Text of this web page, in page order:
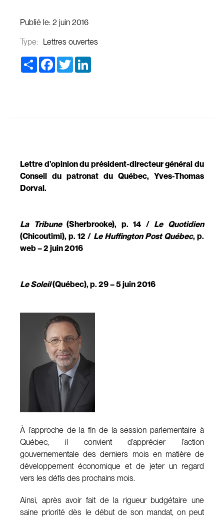
Publié le: 2 juin 2016
Type:
Lettres ouvertes
Share Facebook
Twitter
Lettre d’opinion du président-directeur général du
Conseil du patronat du Québec, Yves-Thomas
Dorval.
La Tribune(Sherbrooke), p. 14 / Le Quotidien
(Chicoutimi), p. 12 / Le Huffington Post Québec, p.
web – 2 juin 2016
Le Soleil(Québec), p. 29 – 5 juin 2016
À l’approche de la fin de la session parlementaire à
Québec, il convient d’apprécier l’action
gouvernementale des derniers mois en matière de
développement économique et de jeter un regard
vers les défis des prochains mois.
Ainsi, après avoir fait de la rigueur budgétaire une
saine priorité dès le début de son mandat, on peut